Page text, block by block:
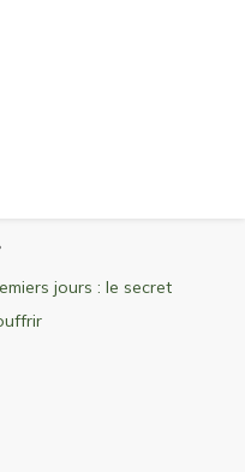
de ski
jours : le secret